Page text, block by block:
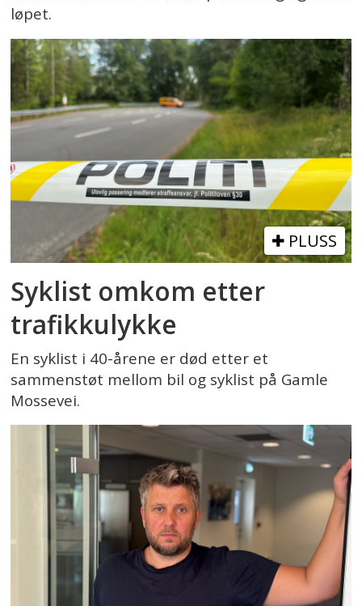
løpet.
PLUSS
Syklist omkom etter
trafikkulykke
En syklist i 40-årene er død etter et
sammenstøt mellom bil og syklist på Gamle
Mossevei.